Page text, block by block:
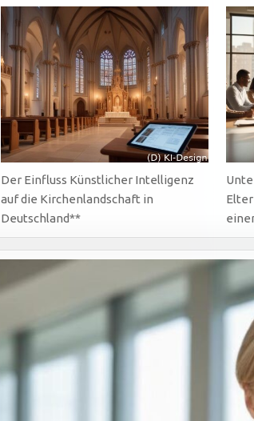
Der Einfluss Künstlicher Intelligenz
auf die Kirchenlandschaft in
Deutschland**